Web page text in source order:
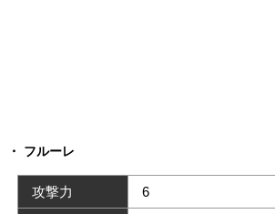
フルーレ
攻撃力 6